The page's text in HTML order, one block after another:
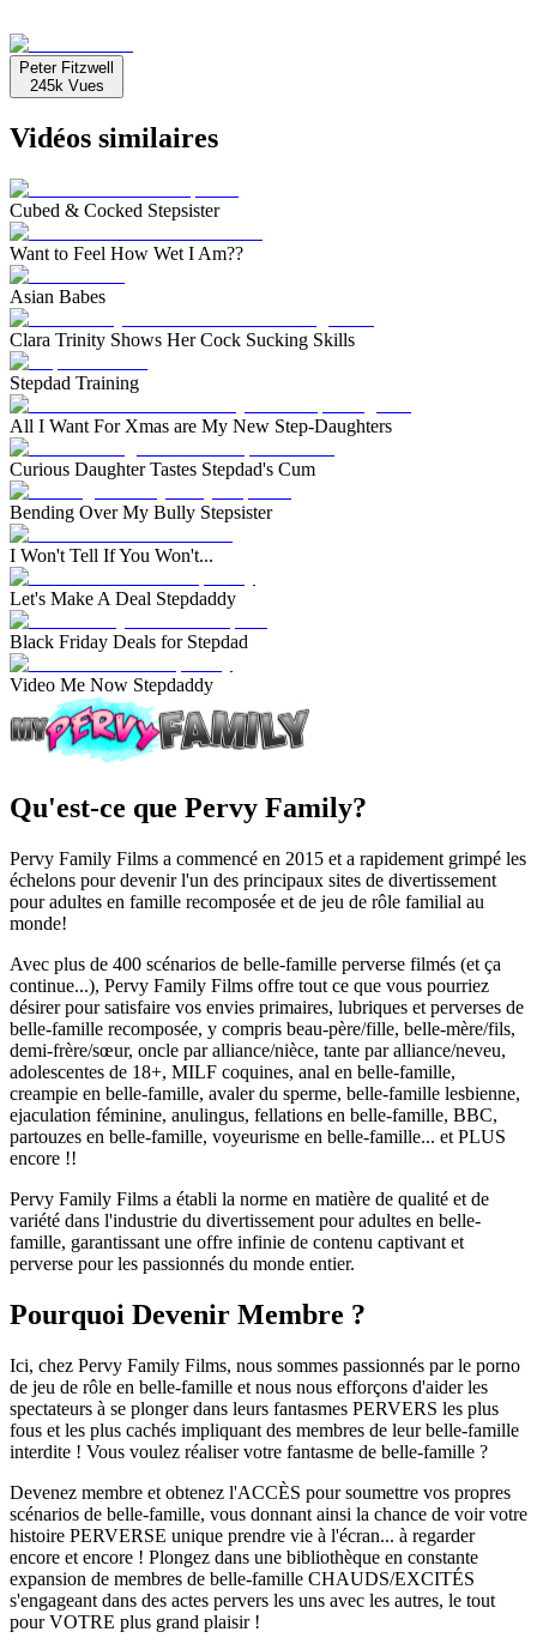
Peter Fitzwell
245k Vues
Vidéos similaires
Cubed & Cocked Stepsister
Want to Feel How Wet I Am??
Asian Babes
Clara Trinity Shows Her Cock Sucking Skills
Stepdad Training
All I Want For Xmas are My New Step-Daughters
Curious Daughter Tastes Stepdad's Cum
Bending Over My Bully Stepsister
I Won't Tell If You Won't...
Let's Make A Deal Stepdaddy
Black Friday Deals for Stepdad
Video Me Now Stepdaddy
Qu'est-ce que Pervy Family?
Pervy Family Films a commencé en 2015 et a rapidement grimpé les
échelons pour devenir l'un des principaux sites de divertissement
pour adultes en famille recomposée et de jeu de rôle familial au
monde!
Avec plus de 400 scénarios de belle-famille perverse filmés (et ça
continue...), Pervy Family Films offre tout ce que vous pourriez
désirer pour satisfaire vos envies primaires, lubriques et perverses de
belle-famille recomposée, y compris beau-père/fille, belle-mère/fils,
demi-frère/sœur, oncle par alliance/nièce, tante par alliance/neveu,
adolescentes de 18+, MILF coquines, anal en belle-famille,
creampie en belle-famille, avaler du sperme, belle-famille lesbienne,
ejaculation féminine, anulingus, fellations en belle-famille, BBC,
partouzes en belle-famille, voyeurisme en belle-famille... et PLUS
encore !!
Pervy Family Films a établi la norme en matière de qualité et de
variété dans l'industrie du divertissement pour adultes en belle-
famille, garantissant une offre infinie de contenu captivant et
perverse pour les passionnés du monde entier.
Pourquoi Devenir Membre ?
Ici, chez Pervy Family Films, nous sommes passionnés par le porno
de jeu de rôle en belle-famille et nous nous efforçons d'aider les
spectateurs à se plonger dans leurs fantasmes PERVERS les plus
fous et les plus cachés impliquant des membres de leur belle-famille
interdite ! Vous voulez réaliser votre fantasme de belle-famille ?
Devenez membre et obtenez l'ACCÈS pour soumettre vos propres
scénarios de belle-famille, vous donnant ainsi la chance de voir votre
histoire PERVERSE unique prendre vie à l'écran... à regarder
encore et encore ! Plongez dans une bibliothèque en constante
expansion de membres de belle-famille CHAUDS/EXCITÉS
s'engageant dans des actes pervers les uns avec les autres, le tout
pour VOTRE plus grand plaisir !